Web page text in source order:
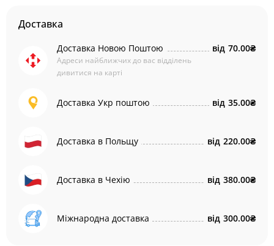
Доставка
Доставка Новою Поштою
Адреси найближчих до вас відділень
дивитися на карті
від 70.00₴
Доставка Укр поштою від 35.00₴
Доставка в Польщу від 220.00₴
Доставка в Чехію від 380.00₴
Міжнародна доставка від 300.00₴